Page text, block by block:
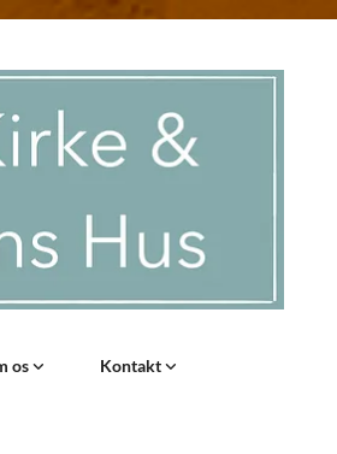
os Kontakt